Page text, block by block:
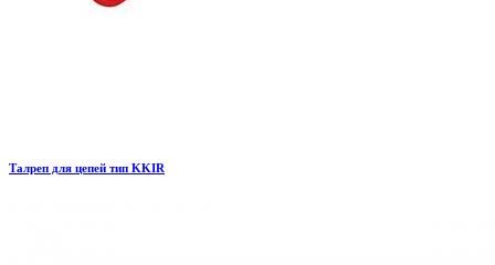
Талреп для цепей тип KKIR